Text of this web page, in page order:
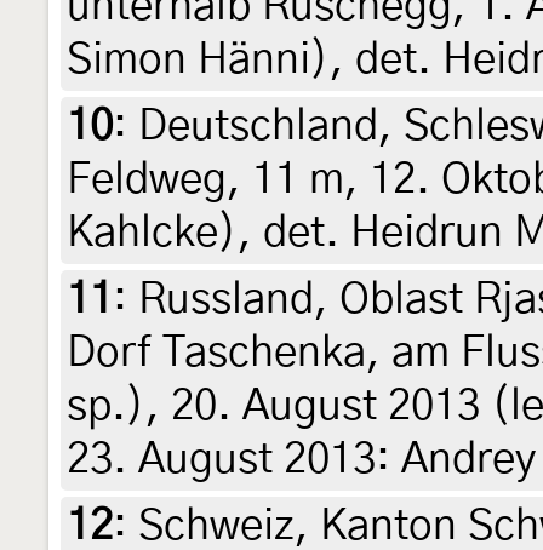
Simon Hänni), det.
10: Deutschland,
Feldweg, 11 m, 12.
Kahlcke), det. Heidrun
11 : Russland, Oblast
Dorf Taschenka, am
sp.), 20. August 2013
23. August 2013:
12: Schweiz, Kanton